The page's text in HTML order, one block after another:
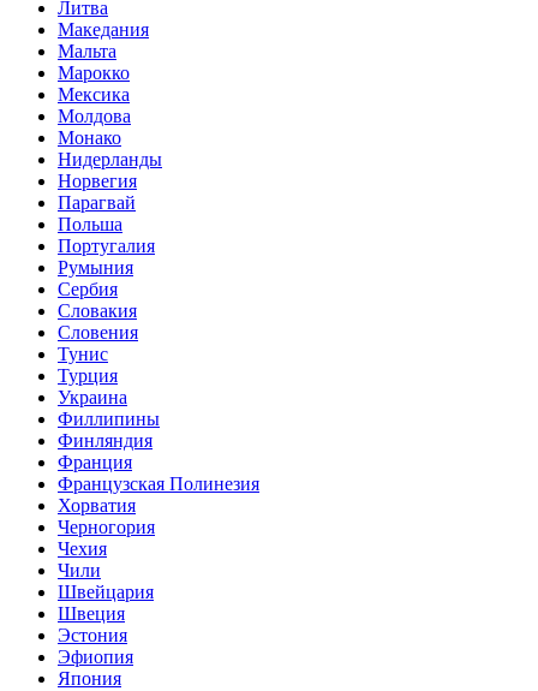
Литва
Македания
Мальта
Марокко
Мексика
Молдова
Монако
Нидерланды
Норвегия
Парагвай
Польша
Португалия
Румыния
Сербия
Словакия
Словения
Тунис
Турция
Украина
Филлипины
Финляндия
Франция
Французская Полинезия
Хорватия
Черногория
Чехия
Чили
Швейцария
Швеция
Эстония
Эфиопия
Япония